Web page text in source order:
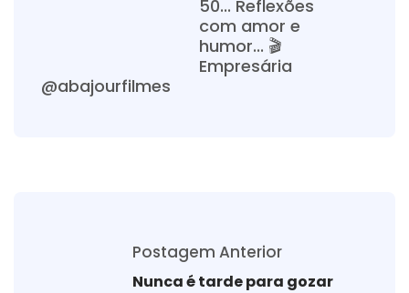
50... Reflexões
com amor e
humor... 🎬
Empresária
@abajourfilmes
Postagem Anterior
Nunca é tarde para gozar